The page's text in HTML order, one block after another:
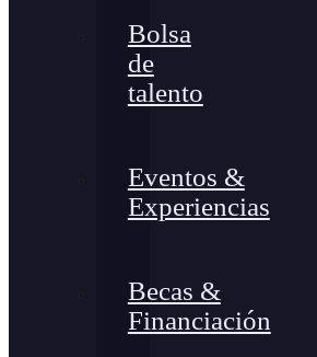
Bolsa
de
talento
Eventos &
Experiencias
Becas &
Financiación